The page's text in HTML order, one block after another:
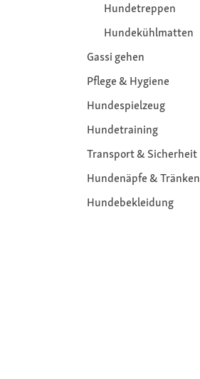
Hundetreppen
Hundekühlmatten
Gassi gehen
Pflege & Hygiene
Hundespielzeug
Hundetraining
Transport & Sicherheit
Hundenäpfe & Tränken
Hundebekleidung